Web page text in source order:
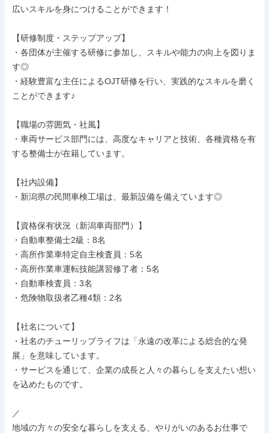
広いスキルを身につけることができます！
【研修制度・ステップアップ】
・各団体が主催する研修に参加し、スキルや能力の向上を図りま
す◎
・経験豊富な主任によるOJT研修を行い、実践的なスキルを磨く
ことができます♪
【職場の雰囲気・社風】
・車両サービス部門には、高度なキャリアと技術、各種資格を有
する整備士が在籍しています。
【社内設備】
・新潟県の民間車検工場は、最新設備を備えています◎
【資格保有状況（新潟車両部門）】
・自動車整備士2級：8名
・高所作業車特定自主検査員：5名
・高所作業車運転技能講習修了者：5名
・自動車検査員：3名
・危険物取扱者乙種4類：2名
【社名について】
・社名のチューリップライフは「永遠の改革による総合的な発
展」を意味しています。
・サービスを通じて、企業の成長と人々の暮らしを支えたい想い
を込めたものです。
／
地域の方々の安全な暮らしを支える、やりがいのあるお仕事で